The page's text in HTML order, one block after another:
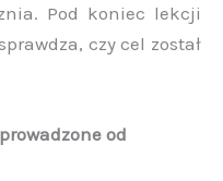
Pod koniec lekcji
czy cel został
od